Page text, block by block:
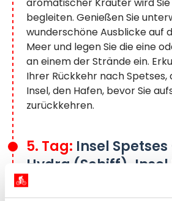
begleiten. Genießen Sie
wunderschöne Ausblicke auf
Meer und legen Sie die eine
an einem der Strände ein.
Ihrer Rückkehr nach
Insel, den Hafen, bevor Sie
zurückkehren.
5. Tag: Insel
Hydra (Schiff), Insel
Halbinsel Methana